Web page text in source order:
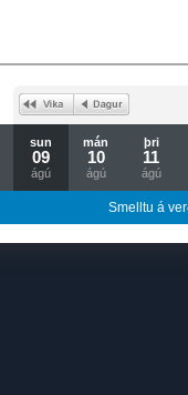
sun
09
ágú
mán
10
ágú
þri
11
ágú
Smelltu á